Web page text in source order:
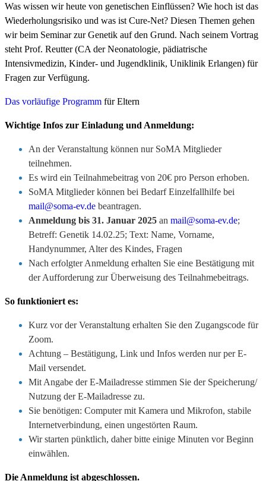
Was wissen wir heute von genetischen Einflüssen? Wie hoch ist das
Wiederholungsrisiko und was ist Cure-Net? Diesen Themen gehen
wir beim Seminar zur Genetik auf den Grund. Nach seinem Vortrag
steht Prof. Reutter (CA der Neonatologie, pädiatrische
Intensivmedizin, Kinder- und Jugendklinik, Uniklinik Erlangen) für
Fragen zur Verfügung.
Das vorläufige Programm für Eltern
Wichtige Infos zur Einladung und Anmeldung:
An der Veranstaltung können nur SoMA Mitglieder
teilnehmen.
Es wird ein Teilnahmebeitrag von 20€ pro Person erhoben.
SoMA Mitglieder können bei Bedarf Einzelfallhilfe bei
mail@soma-ev.de beantragen.
Anmeldung bis 31. Januar 2025 an mail@soma-ev.de;
Betreff: Genetik 14.02.25; Text: Name, Vorname,
Handynummer, Alter des Kindes, Fragen
Nach erfolgter Anmeldung erhalten Sie eine Bestätigung mit
der Aufforderung zur Überweisung des Teilnahmebeitrags.
So funktioniert es:
Kurz vor der Veranstaltung erhalten Sie den Zugangscode für
Zoom.
Achtung – Bestätigung, Link und Infos werden nur per E-
Mail versendet.
Mit Angabe der E-Mailadresse stimmen Sie der Speicherung/
Nutzung der E-Mailadresse zu.
Sie benötigen: Computer mit Kamera und Mikrofon, stabile
Internetverbindung, einen ungestörten Raum.
Wir starten pünktlich, daher bitte einige Minuten vor Beginn
einwählen.
Die Anmeldung ist abgeschlossen.